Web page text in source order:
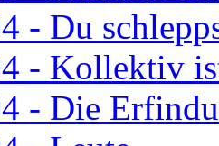
- Du
- Kollektiv
- Die